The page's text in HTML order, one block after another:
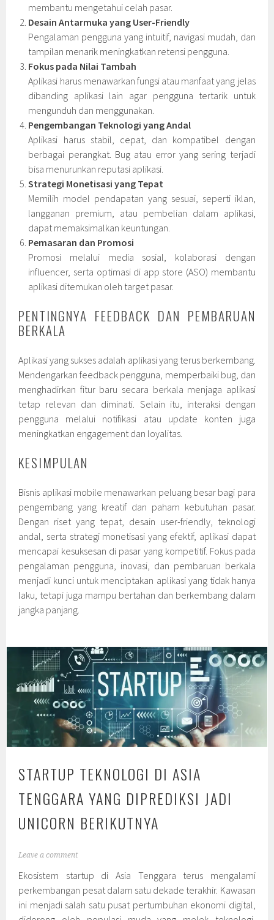
membantu mengetahui celah pasar.
Desain Antarmuka yang User-Friendly
Pengalaman pengguna yang intuitif, navigasi mudah, dan
tampilan menarik meningkatkan retensi pengguna.
Fokus pada Nilai Tambah
Aplikasi harus menawarkan fungsi atau manfaat yang jelas
dibanding aplikasi lain agar pengguna tertarik untuk
mengunduh dan menggunakan.
Pengembangan Teknologi yang Andal
Aplikasi harus stabil, cepat, dan kompatibel dengan
berbagai perangkat. Bug atau error yang sering terjadi
bisa menurunkan reputasi aplikasi.
Strategi Monetisasi yang Tepat
Memilih model pendapatan yang sesuai, seperti iklan,
langganan premium, atau pembelian dalam aplikasi,
dapat memaksimalkan keuntungan.
Pemasaran dan Promosi
Promosi melalui media sosial, kolaborasi dengan
influencer, serta optimasi di app store (ASO) membantu
aplikasi ditemukan oleh target pasar.
PENTINGNYA FEEDBACK DAN PEMBARUAN
BERKALA
Aplikasi yang sukses adalah aplikasi yang terus berkembang.
Mendengarkan feedback pengguna, memperbaiki bug, dan
menghadirkan fitur baru secara berkala menjaga aplikasi
tetap relevan dan diminati. Selain itu, interaksi dengan
pengguna melalui notifikasi atau update konten juga
meningkatkan engagement dan loyalitas.
KESIMPULAN
Bisnis aplikasi mobile menawarkan peluang besar bagi para
pengembang yang kreatif dan paham kebutuhan pasar.
Dengan riset yang tepat, desain user-friendly, teknologi
andal, serta strategi monetisasi yang efektif, aplikasi dapat
mencapai kesuksesan di pasar yang kompetitif. Fokus pada
pengalaman pengguna, inovasi, dan pembaruan berkala
menjadi kunci untuk menciptakan aplikasi yang tidak hanya
laku, tetapi juga mampu bertahan dan berkembang dalam
jangka panjang.
STARTUP TEKNOLOGI DI ASIA
TENGGARA YANG DIPREDIKSI JADI
UNICORN BERIKUTNYA
Leave a comment
Ekosistem startup di Asia Tenggara terus mengalami
perkembangan pesat dalam satu dekade terakhir. Kawasan
ini menjadi salah satu pusat pertumbuhan ekonomi digital,